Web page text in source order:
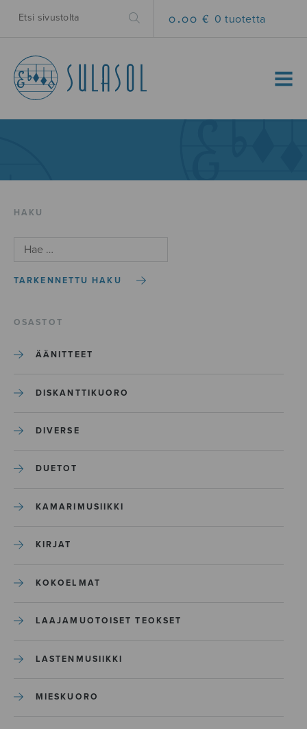
0.00 € 0 tuotetta
MENU
HAKU
TARKENNETTU HAKU
OSASTOT
ÄÄNITTEET
DISKANTTIKUORO
DIVERSE
DUETOT
KAMARIMUSIIKKI
KIRJAT
KOKOELMAT
LAAJAMUOTOISET TEOKSET
LASTENMUSIIKKI
MIESKUORO